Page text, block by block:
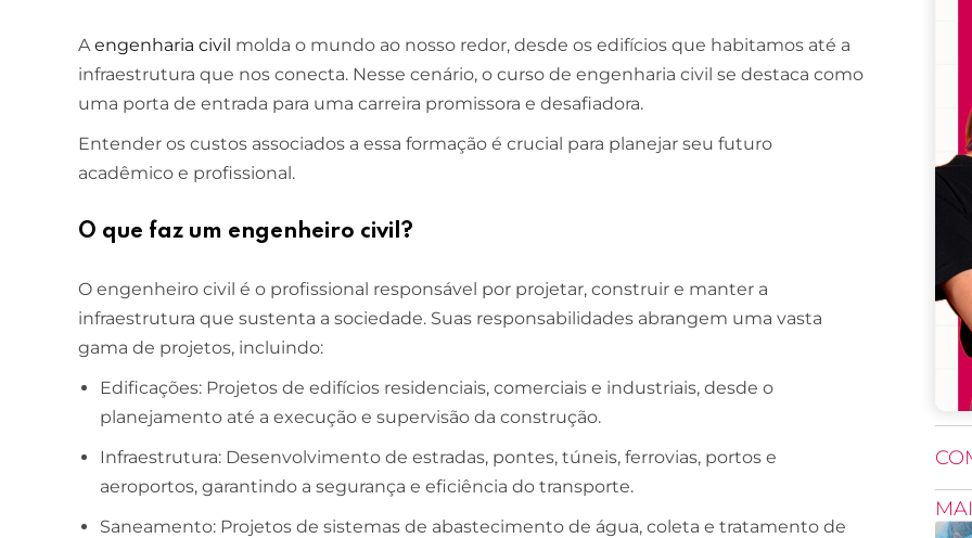
Aengenharia civil molda o mundo ao nosso redor, desde os edifícios que habitamos até a
infraestrutura que nos conecta. Nesse cenário, o curso de engenharia civil se destaca como
uma porta de entrada para uma carreira promissora e desafiadora.
Entender os custos associados a essa formação é crucial para planejar seu futuro
acadêmico e profissional.
O que faz um engenheiro civil?
O engenheiro civil é o profissional responsável por projetar, construir e manter a
infraestrutura que sustenta a sociedade. Suas responsabilidades abrangem uma vasta
gama de projetos, incluindo:
Edificações: Projetos de edifícios residenciais, comerciais e industriais, desde o
planejamento até a execução e supervisão da construção.
Infraestrutura: Desenvolvimento de estradas, pontes, túneis, ferrovias, portos e
aeroportos, garantindo a segurança e eficiência do transporte.
Saneamento: Projetos de sistemas de abastecimento de água, coleta e tratamento de